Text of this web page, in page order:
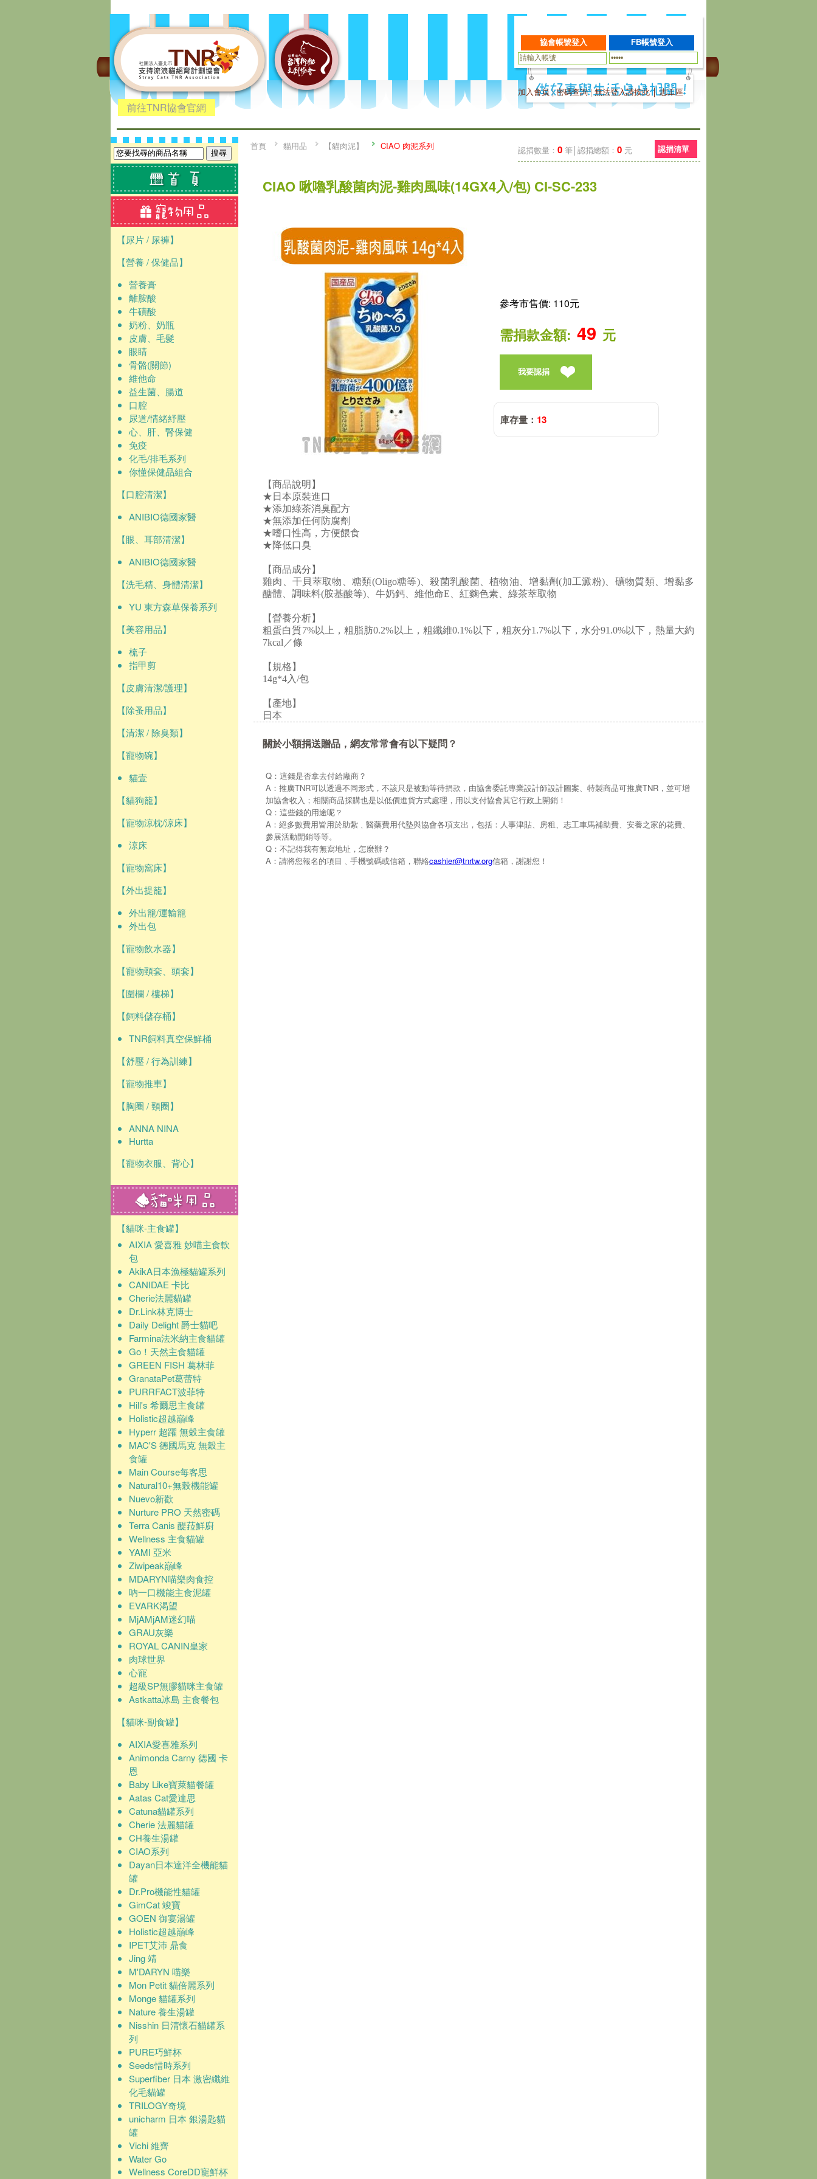
前往TNR協會官網
加入會員|密碼查詢|無法登入請按此│志工區
【尿片 / 尿褲】
【營養 / 保健品】
營養膏
離胺酸
牛磺酸
奶粉、奶瓶
皮膚、毛髮
眼睛
骨骼(關節)
維他命
益生菌、腸道
口腔
尿道/情緒紓壓
心、肝、腎保健
免疫
化毛/排毛系列
你懂保健品組合
【口腔清潔】
ANIBIO德國家醫
【眼、耳部清潔】
ANIBIO德國家醫
【洗毛精、身體清潔】
YU 東方森草保養系列
【美容用品】
梳子
指甲剪
【皮膚清潔/護理】
【除蚤用品】
【清潔 / 除臭類】
【寵物碗】
貓壹
【貓狗籠】
【寵物涼枕/涼床】
涼床
【寵物窩床】
【外出提籠】
外出籠/運輸籠
外出包
【寵物飲水器】
【寵物頸套、頭套】
【圍欄 / 樓梯】
【飼料儲存桶】
TNR飼料真空保鮮桶
【舒壓 / 行為訓練】
【寵物推車】
【胸圈 / 頸圈】
ANNA NINA
Hurtta
【寵物衣服、背心】
【貓咪-主食罐】
AIXIA 愛喜雅 妙喵主食軟
包
AkikA日本漁極貓罐系列
CANIDAE 卡比
Cherie法麗貓罐
Dr.Link林克博士
Daily Delight 爵士貓吧
Farmina法米納主食貓罐
Go！天然主食貓罐
GREEN FISH 葛林菲
GranataPet葛蕾特
PURRFACT波菲特
Hill's 希爾思主食罐
Holistic超越巔峰
Hyperr 超躍 無穀主食罐
MAC'S 德國馬克 無穀主
食罐
Main Course每客思
Natural10+無榖機能罐
Nuevo新歡
Nurture PRO 天然密碼
Terra Canis 醍菈鮮廚
Wellness 主食貓罐
YAMI 亞米
Ziwipeak巔峰
MDARYN喵樂肉食控
吶一口機能主食泥罐
EVARK渴望
MjAMjAM迷幻喵
GRAU灰樂
ROYAL CANIN皇家
肉球世界
心寵
超級SP無膠貓咪主食罐
Astkatta冰島 主食餐包
【貓咪-副食罐】
AIXIA愛喜雅系列
Animonda Carny 德國 卡
恩
Baby Like寶萊貓餐罐
Aatas Cat愛達思
Catuna貓罐系列
Cherie 法麗貓罐
CH養生湯罐
CIAO系列
Dayan日本達洋全機能貓
罐
Dr.Pro機能性貓罐
GimCat 竣寶
GOEN 御宴湯罐
Holistic超越巔峰
IPET艾沛 鼎食
Jing 靖
M'DARYN 喵樂
Mon Petit 貓倍麗系列
Monge 貓罐系列
Nature 養生湯罐
Nisshin 日清懷石貓罐系
列
PURE巧鮮杯
Seeds惜時系列
Superfiber 日本 激密纖維
化毛貓罐
TRILOGY奇境
unicharm 日本 銀湯匙貓
罐
Vichi 維齊
Water Go
Wellness CoreDD寵鮮杯
認捐數量： 0 筆│認捐總額： 0 元 認捐清單
首頁 貓用品 【貓肉泥】 CIAO 肉泥系列
CIAO 啾嚕乳酸菌肉泥-雞肉風味(14GX4入/包) CI-SC-233
參考市售價: 110元
需捐款金額: 49 元
我要認捐
庫存量： 13
【商品說明】
★日本原裝進口
★添加綠茶消臭配方
★無添加任何防腐劑
★嗜口性高，方便餵食
★降低口臭
【商品成分】
雞肉、干貝萃取物、糖類(Oligo糖等)、殺菌乳酸菌、植物油、增黏劑(加工澱粉)、礦物質類、增黏多
醣體、調味料(胺基酸等)、牛奶鈣、維他命E、紅麴色素、綠茶萃取物
【營養分析】
粗蛋白質7%以上，粗脂肪0.2%以上，粗纖維0.1%以下，粗灰分1.7%以下，水分91.0%以下，熱量大約
7kcal／條
【規格】
14g*4入/包
【產地】
日本
關於小額捐送贈品，網友常常會有以下疑問？
Q：這錢是否拿去付給廠商？
A：推廣TNR可以透過不同形式，不該只是被動等待捐款，由協會委託專業設計師設計圖案、特製商品可推廣TNR，並可增
加協會收入；相關商品採購也是以低價進貨方式處理，用以支付協會其它行政上開銷！
Q：這些錢的用途呢？
A：絕多數費用皆用於助紮﹑醫藥費用代墊與協會各項支出，包括：人事津貼、房租、志工車馬補助費、安養之家的花費、
參展活動開銷等等。
Q：不記得我有無寫地址，怎麼辦？
A：請將您報名的項目﹑手機號碼或信箱，聯絡cashier@tnrtw.org信箱，謝謝您！